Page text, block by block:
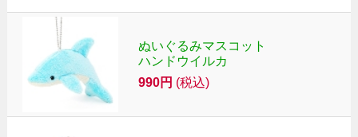
ぬいぐるみマスコット
ハンドウイルカ
990円 (税込)